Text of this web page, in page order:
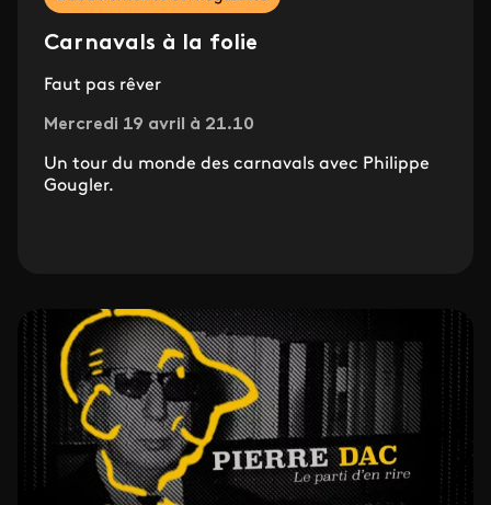
Carnavals à la folie
Faut pas rêver
Mercredi 19 avril à 21.10
Un tour du monde des carnavals avec Philippe
Gougler.